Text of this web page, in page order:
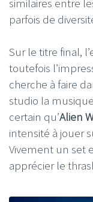
similaires entre
parfois de
Sur le titre final,
toutefois
cherche à faire
studio la
certain qu’Alien
intensité à jouer
Vivement un set
apprécier le